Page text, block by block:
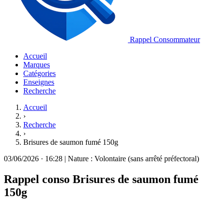
Rappel Consommateur
Accueil
Marques
Catégories
Enseignes
Recherche
Accueil
›
Recherche
›
Brisures de saumon fumé 150g
03/06/2026 · 16:28 | Nature : Volontaire (sans arrêté préfectoral)
Rappel conso Brisures de saumon fumé
150g